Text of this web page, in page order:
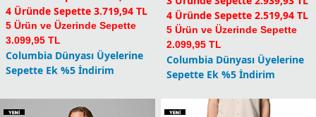
4 Üründe Sepette 3.719,94 TL
5 Ürün ve Üzerinde Sepette
3.099,95 TL
Columbia Dünyası Üyelerine
Sepette Ek %5 İndirim
4 Üründe Sepette 2.519,94 TL
5 Ürün ve Üzerinde Sepette
2.099,95 TL
Columbia Dünyası Üyelerine
Sepette Ek %5 İndirim